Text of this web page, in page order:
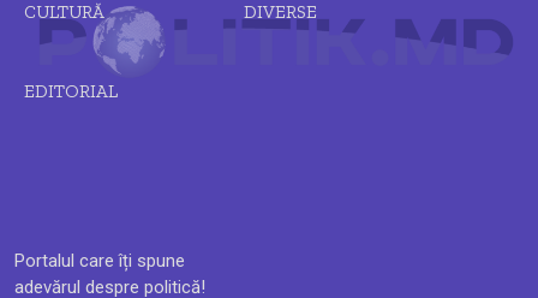
Portalul care îți spune
adevărul despre politică!
CULTURĂ DIVERSE
EDITORIAL